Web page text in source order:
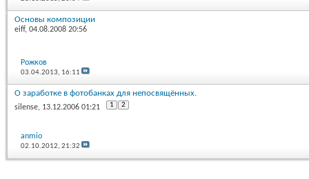
Основы композиции
eiff, 04.08.2008 20:56
Рожков
03.04.2013, 16:11
О заработке в фотобанках для непосвящённых.
silense, 13.12.2006 01:21 1 2
anmio
02.10.2012,21:32